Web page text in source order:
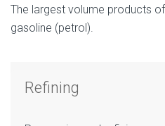
The largest volume products
gasoline (petrol).
Refining